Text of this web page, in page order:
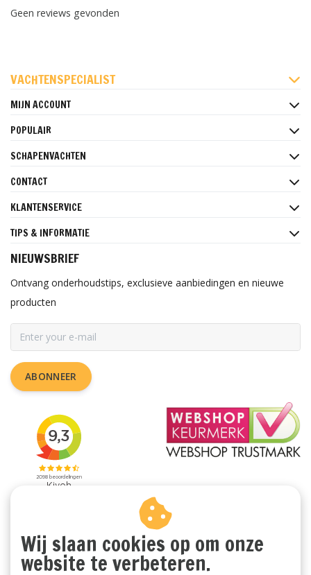
Geen reviews gevonden
VACHTENSPECIALIST
MIJN ACCOUNT
POPULAIR
SCHAPENVACHTEN
CONTACT
KLANTENSERVICE
TIPS & INFORMATIE
NIEUWSBRIEF
Ontvang onderhoudstips, exclusieve aanbiedingen en nieuwe
producten
ABONNEER
Wij slaan cookies op om onze
website te verbeteren.